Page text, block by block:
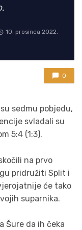
10. prosinca 2022.
0
sedmu pobjedu,
svladali su
5:4 (1:3).
na prvo
pridružiti Split i
će tako
suparnika.
Šure da ih čeka